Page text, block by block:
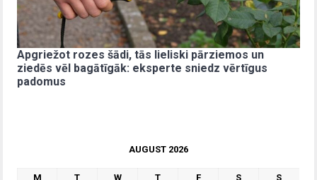
Apgriežot rozes šādi, tās lieliski pārziemos un
ziedēs vēl bagātīgāk: eksperte sniedz vērtīgus
padomus
AUGUST 2026
M T W T F S
S